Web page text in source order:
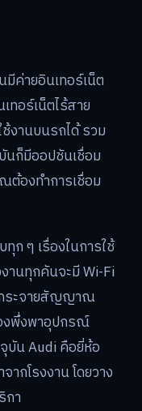
มีค่ายอินเทอร์เน็ต
ทอร์เน็ตไร้สาย
งานบนรถได้ รวม
นก็มีออปชันเชื่อม
ต้องทำการเชื่อม
ก ๆ เรื่องในการใช้
านทุกคันจะมี Wi-Fi
กระจายสัญญาณ
องพึ่งพาอุปกรณ์
บัน Audi คือยี่ห้อ
กโรงงาน โดยวาง
กา